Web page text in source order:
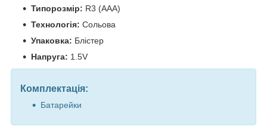
Типорозмір: R3 (AAA)
Технологія: Сольова
Упаковка: Блістер
Напруга: 1.5V
Комплектація:
Батарейки